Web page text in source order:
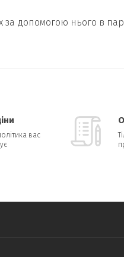
допомогою нього в
вас